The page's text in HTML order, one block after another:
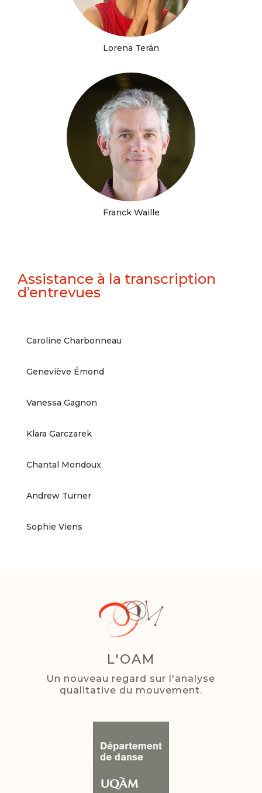
Lorena Terán
Franck Waille
Assistance à la transcription
d’entrevues
Caroline Charbonneau
Geneviève Émond
Vanessa Gagnon
Klara Garczarek
Chantal Mondoux
Andrew Turner
Sophie Viens
L'OAM
Un nouveau regard sur l'analyse
qualitative du mouvement.